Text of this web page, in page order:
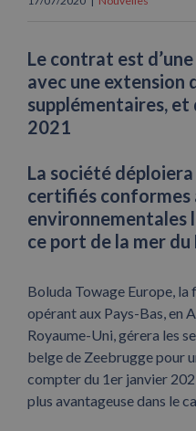
Le contrat est
avec une extension
supplémentaires,
2021
La société
certifiés conformes
environnementales
ce port de la mer du
Boluda Towage Europe,
opérant aux Pays-Bas, en
Royaume-Uni, gérera les
belge de Zeebrugge pour
compter du 1er janvier
plus avantageuse dans le